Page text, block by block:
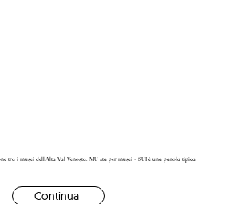
tra i musei dell'Alta Val Venosta. MU sta per musei – SUI è una parola tipica
Continua